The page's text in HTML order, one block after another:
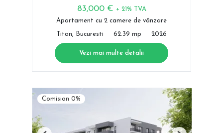
83,000 € + 21% TVA
Apartament cu 2 camere de vânzare
Titan, Bucuresti 62.39 mp 2026
Vezi mai multe detalii
Comision 0%